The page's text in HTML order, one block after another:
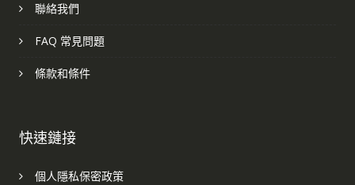
聯絡我們
FAQ 常見問題
條款和條件
快速鏈接
個人隱私保密政策